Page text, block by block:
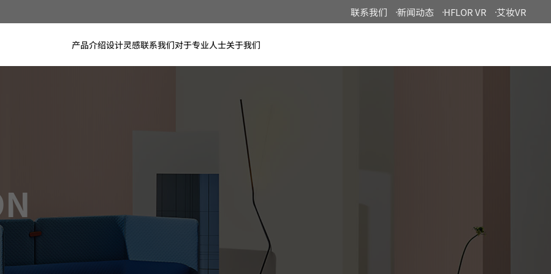
联系我们 新闻动态 HFLOR VR 艾妆VR
产品介绍设计灵感联系我们对于专业人士关于我们